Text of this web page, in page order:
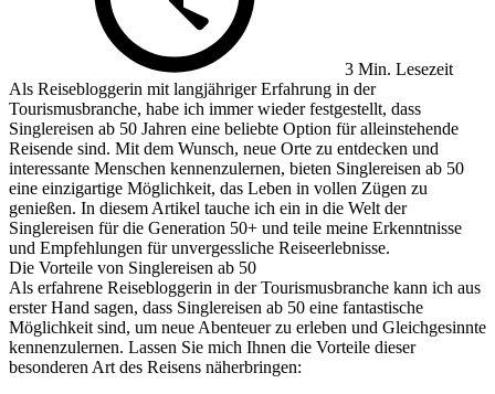
3 Min. Lesezeit
Als Reisebloggerin mit langjähriger Erfahrung in der
Tourismusbranche, habe ich immer wieder festgestellt, dass
Singlereisen ab 50 Jahren eine beliebte Option für alleinstehende
Reisende sind. Mit dem Wunsch, neue Orte zu entdecken und
interessante Menschen kennenzulernen, bieten Singlereisen ab 50
eine einzigartige Möglichkeit, das Leben in vollen Zügen zu
genießen. In diesem Artikel tauche ich ein in die Welt der
Singlereisen für die Generation 50+ und teile meine Erkenntnisse
und Empfehlungen für unvergessliche Reiseerlebnisse.
Die Vorteile von Singlereisen ab 50
Als erfahrene Reisebloggerin in der Tourismusbranche kann ich aus
erster Hand sagen, dass Singlereisen ab 50 eine fantastische
Möglichkeit sind, um neue Abenteuer zu erleben und Gleichgesinnte
kennenzulernen. Lassen Sie mich Ihnen die Vorteile dieser
besonderen Art des Reisens näherbringen: